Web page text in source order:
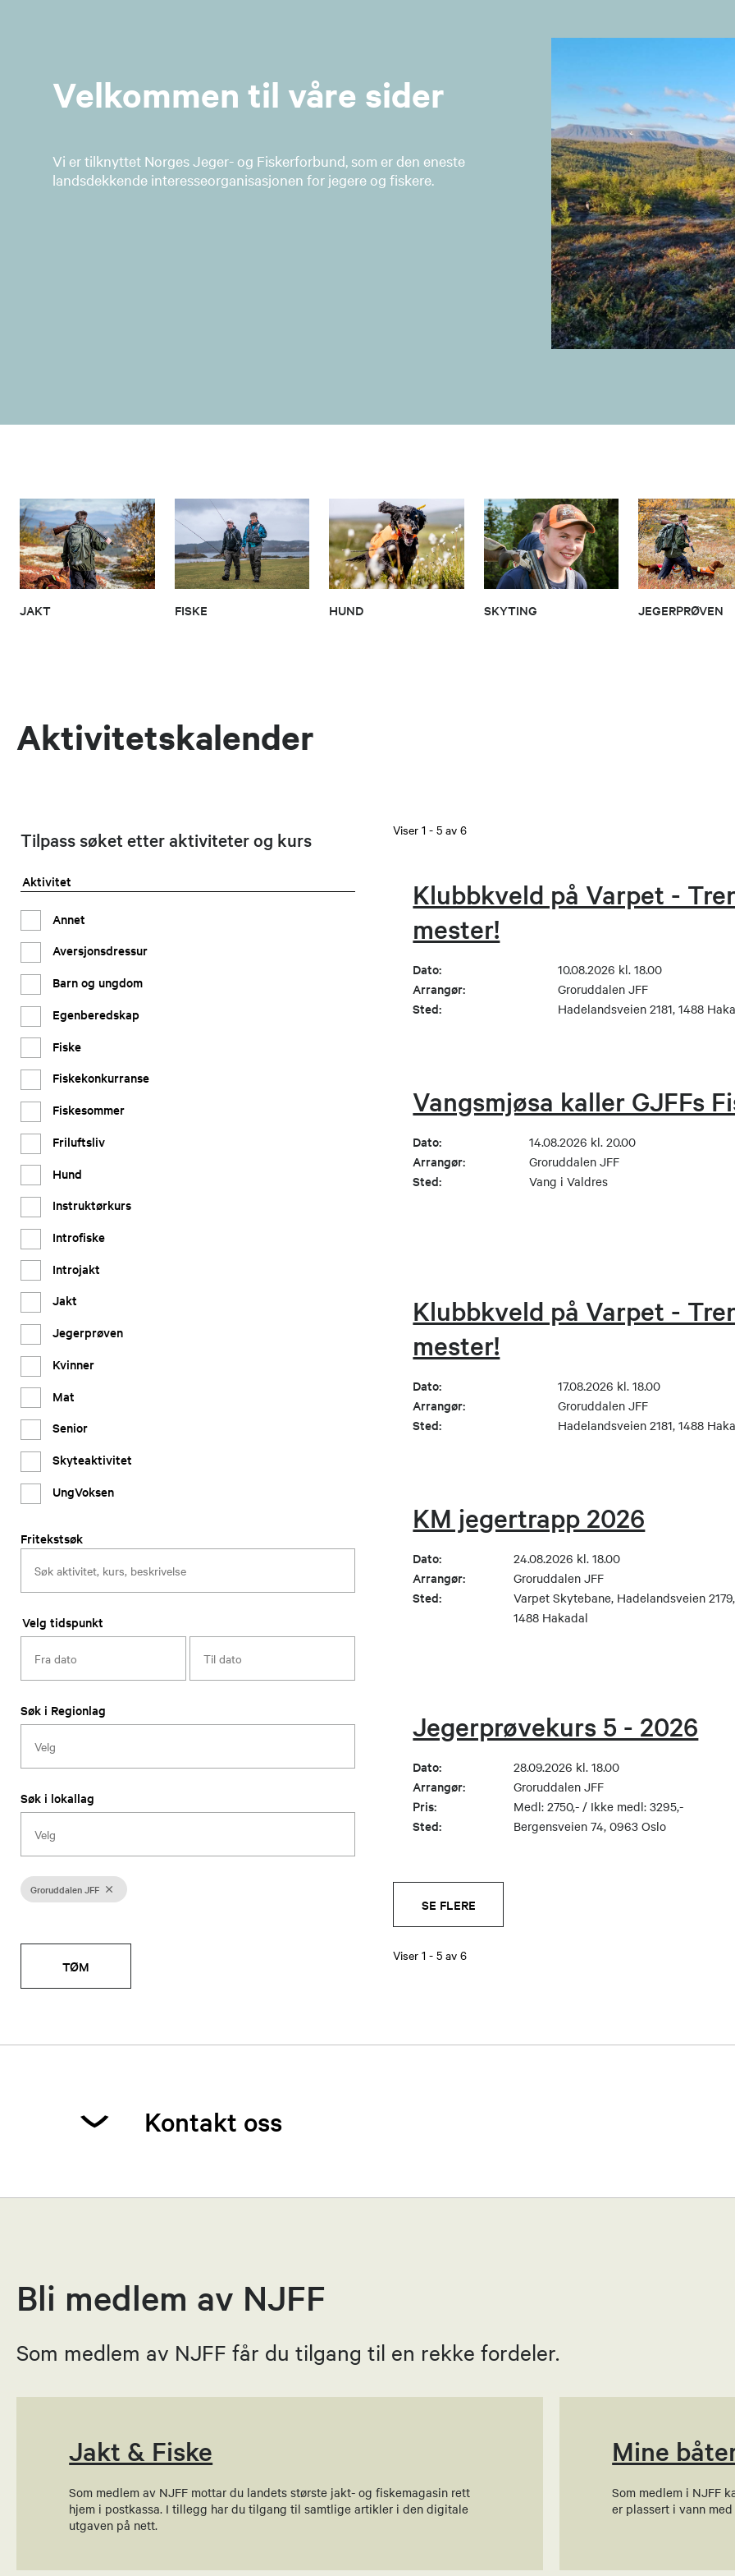
Velkommen til våre sider
Vi er tilknyttet Norges Jeger- og Fiskerforbund, som er den eneste
landsdekkende interesseorganisasjonen for jegere og fiskere.
JAKT FISKE HUND SKYTING JEGERPRØVEN
Aktivitetskalender
Tilpass søket etter aktiviteter og kurs
Aktivitet
Annet
Aversjonsdressur
Barn og ungdom
Egenberedskap
Fiske
Fiskekonkurranse
Fiskesommer
Friluftsliv
Hund
Instruktørkurs
Introfiske
Introjakt
Jakt
Jegerprøven
Kvinner
Mat
Senior
Skyteaktivitet
UngVoksen
Fritekstsøk
Velg tidspunkt
Søk i Regionlag
Søk i lokallag
Groruddalen JFF
TØM
Viser1- 5av6
Klubbkveld på Varpet -
mester!
Dato: 10.08.2026 kl. 18.00
Arrangør: Groruddalen JFF
Sted: Hadelandsveien 2181, 1488
Vangsmjøsa kaller GJFFs
Dato: 14.08.2026 kl. 20.00
Arrangør: Groruddalen JFF
Sted: Vang i Valdres
Klubbkveld på Varpet -
mester!
Dato: 17.08.2026 kl. 18.00
Arrangør: Groruddalen JFF
Sted: Hadelandsveien 2181, 1488
KM jegertrapp 2026
Dato: 24.08.2026 kl. 18.00
Arrangør: Groruddalen JFF
Sted:
Varpet Skytebane, Hadelandsveien 2179,
1488 Hakadal
Jegerprøvekurs 5 - 2026
Dato: 28.09.2026 kl. 18.00
Arrangør: Groruddalen JFF
Pris: Medl: 2750,- / Ikke medl: 3295,-
Sted: Bergensveien 74, 0963 Oslo
SE FLERE
Viser1- 5av6
Kontakt oss
Send epost
Asgeir Bakken Dalby
Nestleder
Vidar André Eriksen
Bli medlem av NJFF
Som medlem av NJFF får du tilgang til en rekke fordeler.
Jakt & Fiske
Som medlem av NJFF mottar du landets største jakt- og fiskemagasin rett
hjem i postkassa. I tillegg har du tilgang til samtlige artikler i den digitale
utgaven på nett.
Mine
Som medlem i NJFF
er plassert i vann